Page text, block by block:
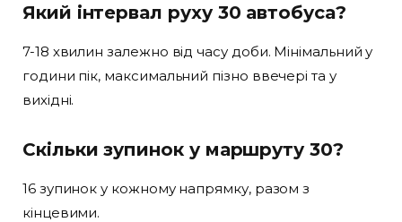
Який інтервал руху 30 автобуса?
7-18 хвилин залежно від часу доби. Мінімальний у
години пік, максимальний пізно ввечері та у
вихідні.
Скільки зупинок у маршруту 30?
16 зупинок у кожному напрямку, разом з
кінцевими.